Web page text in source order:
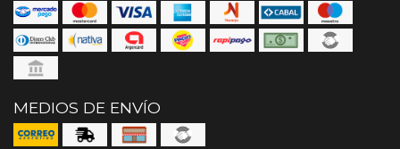
MEDIOS DE ENVÍO